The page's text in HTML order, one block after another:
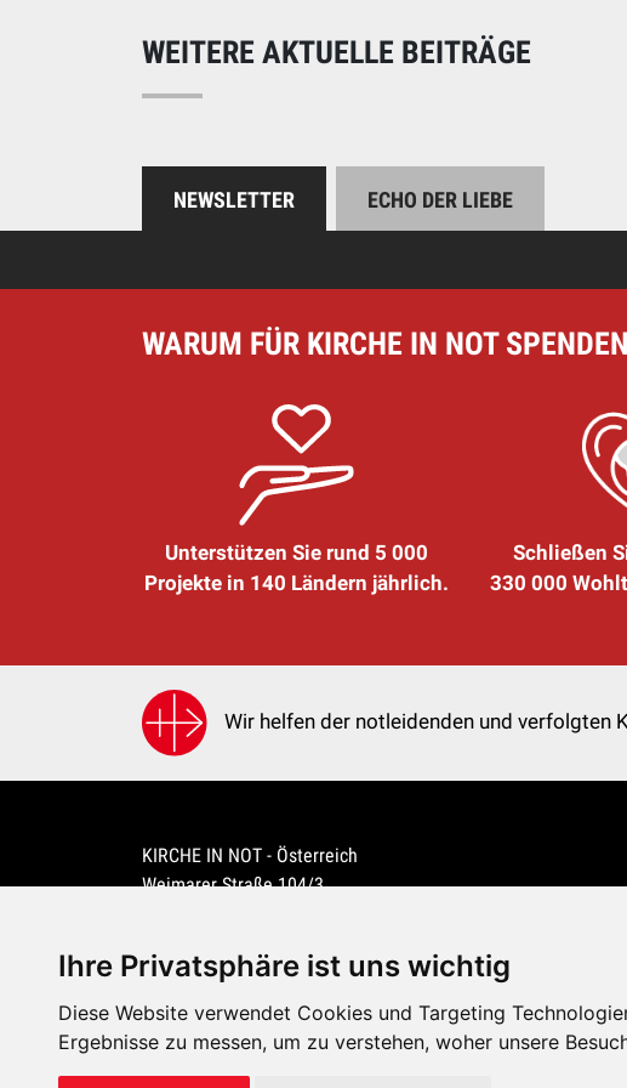
Ihre Privatsphäre ist uns wichtig
Diese Website verwendet Cookies und Targeting
Ergebnisse zu messen, um zu verstehen, woher unsere
WEITERE AKTUELLE BEITRÄGE
NEWSLETTER ECHO DER LIEBE
WARUM FÜR KIRCHE IN NOT
Unterstützen Sie rund 5 000
Projekte in 140 Ländern jährlich.
Schließen
330 000
Wir helfen der notleidenden und verfolgten
KIRCHE IN NOT - Österreich
Weimarer Straße 104/3
kin@kircheinnot.at
KIN weltweit